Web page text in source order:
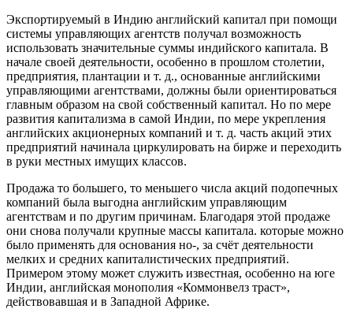
Экспортируемый в Индию английский капитал при помощи
системы управляющих агентств получал возможность
использовать значительные суммы индийского капитала. В
начале своей деятельности, особенно в прошлом столетии,
предприятия, плантации и т. д., основанные английскими
управляющими агентствами, должны были ориентироваться
главным образом на свой собственный капитал. Но по мере
развития капитализма в самой Индии, по мере укрепления
английских акционерных компаний и т. д. часть акций этих
предприятий начинала циркулировать на бирже и переходить
в руки местных имущих классов.
Продажа то большего, то меньшего числа акций подопечных
компаний была выгодна английским управляющим
агентствам и по другим причинам. Благодаря этой продаже
они снова получали крупные массы капитала. которые можно
было применять для основания но-, за счёт деятельности
мелких и средних капиталистических предприятий.
Примером этому может служить известная, особенно на юге
Индии, английская монополия «Коммонвелз траст»,
действовавшая и в Западной Африке.